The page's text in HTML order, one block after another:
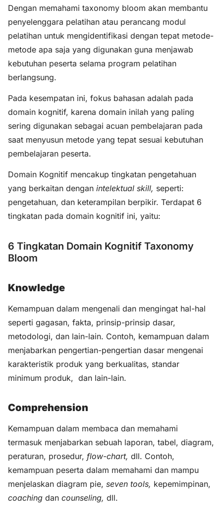
Dengan memahami taxonomy bloom akan membantu
penyelenggara pelatihan atau perancang modul
pelatihan untuk mengidentifikasi dengan tepat metode-
metode apa saja yang digunakan guna menjawab
kebutuhan peserta selama program pelatihan
berlangsung.
Pada kesempatan ini, fokus bahasan adalah pada
domain kognitif, karena domain inilah yang paling
sering digunakan sebagai acuan pembelajaran pada
saat menyusun metode yang tepat sesuai kebutuhan
pembelajaran peserta.
Domain Kognitif mencakup tingkatan pengetahuan
yang berkaitan dengan intelektual skill, seperti:
pengetahuan, dan keterampilan berpikir. Terdapat 6
tingkatan pada domain kognitif ini, yaitu:
6 Tingkatan Domain Kognitif Taxonomy
Bloom
Knowledge
Kemampuan dalam mengenali dan mengingat hal-hal
seperti gagasan, fakta, prinsip-prinsip dasar,
metodologi, dan lain-lain. Contoh, kemampuan dalam
menjabarkan pengertian-pengertian dasar mengenai
karakteristik produk yang berkualitas, standar
minimum produk, dan lain-lain.
Comprehension
Kemampuan dalam membaca dan memahami
termasuk menjabarkan sebuah laporan, tabel, diagram,
peraturan, prosedur, flow-chart, dll. Contoh,
kemampuan peserta dalam memahami dan mampu
menjelaskan diagram pie, seven tools, kepemimpinan,
coaching dan counseling, dll.